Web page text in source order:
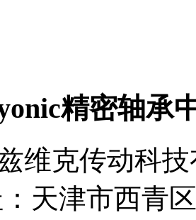
精密轴承
维克传动科
天津市西青